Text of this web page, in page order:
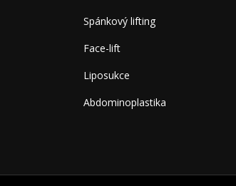
Spánkový lifting
Face-lift
Liposukce
Abdominoplastika